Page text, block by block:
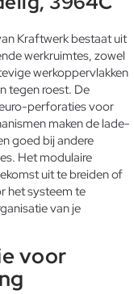
Kraftwerk bestaat uit
werkruimtes, zowel
werkoppervlakken
tegen roest. De
perforaties voor
maken de lade-
goed bij andere
Het modulaire
uit te breiden of
het systeem te
van je
voor